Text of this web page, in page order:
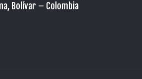
Bolívar – Colombia